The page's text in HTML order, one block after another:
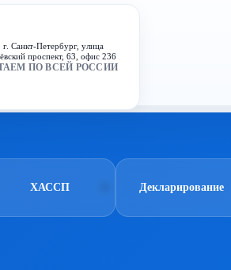
г. Санкт-Петербург, улица
проспект, 63, офис 236
ПО ВСЕЙ РОССИИ
ХАССП Декларирование